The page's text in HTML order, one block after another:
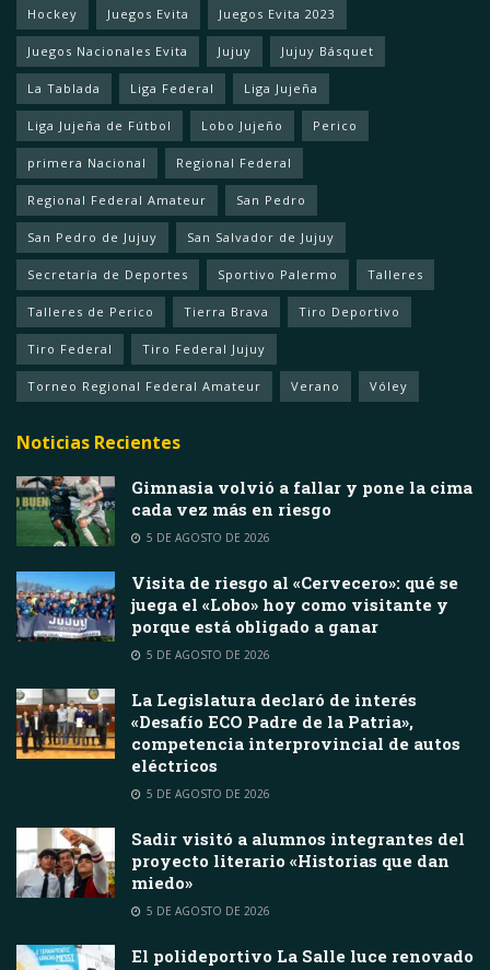
Hockey Juegos Evita Juegos Evita 2023
Juegos Nacionales Evita Jujuy Jujuy Básquet
La Tablada Liga Federal Liga Jujeña
Liga Jujeña de Fútbol Lobo Jujeño Perico
primera Nacional Regional Federal
Regional Federal Amateur San Pedro
San Pedro de Jujuy San Salvador de Jujuy
Secretaría de Deportes Sportivo Palermo Talleres
Talleres de Perico Tierra Brava Tiro Deportivo
Tiro Federal Tiro Federal Jujuy
Torneo Regional Federal Amateur Verano Vóley
Noticias Recientes
Gimnasia volvió a fallar y pone la cima
cada vez más en riesgo
5 DE AGOSTO DE 2026
Visita de riesgo al «Cervecero»: qué se
juega el «Lobo» hoy como visitante y
porque está obligado a ganar
5 DE AGOSTO DE 2026
La Legislatura declaró de interés
«Desafío ECO Padre de la Patria»,
competencia interprovincial de autos
eléctricos
5 DE AGOSTO DE 2026
Sadir visitó a alumnos integrantes del
proyecto literario «Historias que dan
miedo»
5 DE AGOSTO DE 2026
El polideportivo La Salle luce renovado